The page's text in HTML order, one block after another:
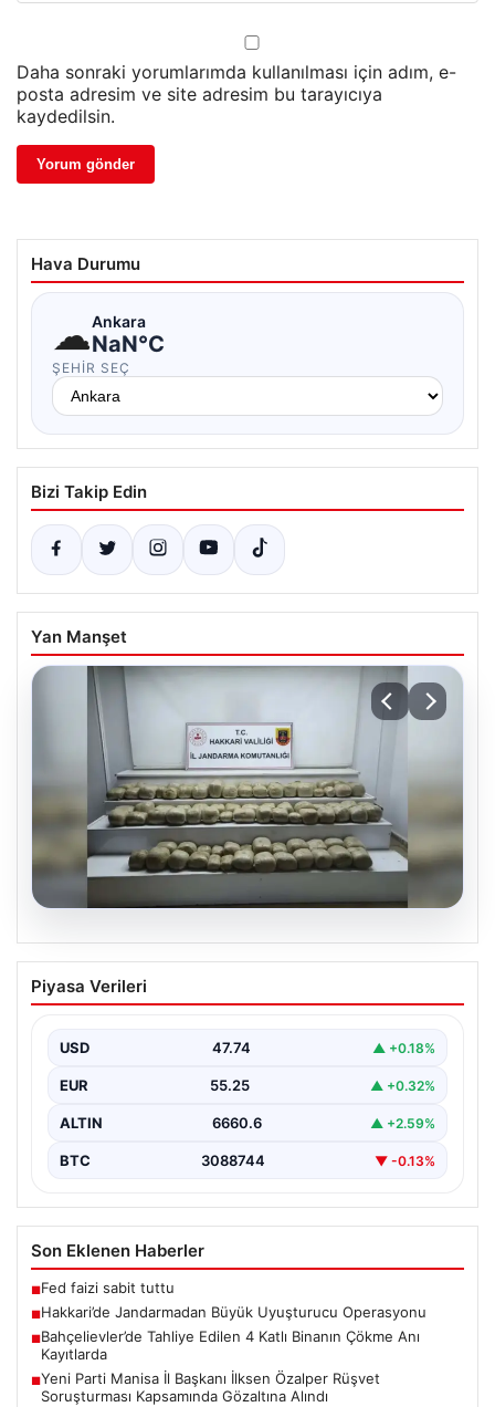
Daha sonraki yorumlarımda kullanılması için adım, e-
posta adresim ve site adresim bu tarayıcıya
kaydedilsin.
Hava Durumu
☁Ankara
NaN°C
ŞEHIR SEÇ
Bizi Takip Edin
Yan Manşet
06.08.2026
Bahçelievler’de Tahliye Edilen 4 Katlı
Binanın Çökme Anı Kayıtlarda
endişe verici sesler sonrası gece saatlerinde tahliye
edilen dört…
Piyasa Verileri
USD 47.74 ▲ +0.18%
EUR 55.25 ▲ +0.32%
ALTIN 6660.6 ▲ +2.59%
BTC 3088744 ▼ -0.13%
Son Eklenen Haberler
■Fed faizi sabit tuttu
■Hakkari’de Jandarmadan Büyük Uyuşturucu Operasyonu
■Bahçelievler’de Tahliye Edilen 4 Katlı Binanın Çökme Anı
Kayıtlarda
■Yeni Parti Manisa İl Başkanı İlksen Özalper Rüşvet
Soruşturması Kapsamında Gözaltına Alındı